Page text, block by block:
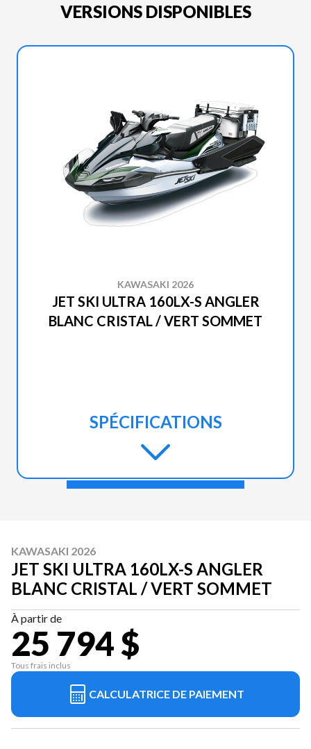
VERSIONS DISPONIBLES
KAWASAKI 2026
JET SKI ULTRA 160LX-S ANGLER
BLANC CRISTAL / VERT SOMMET
SPÉCIFICATIONS
KAWASAKI 2026
JET SKI ULTRA 160LX-S ANGLER
BLANC CRISTAL / VERT SOMMET
À partir de
25 794 $
Tous frais inclus
CALCULATRICE DE PAIEMENT